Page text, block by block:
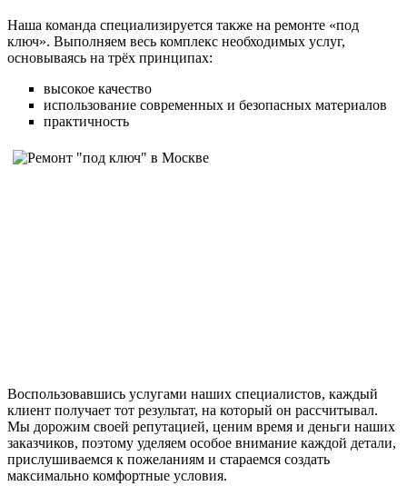
Наша команда специализируется также на ремонте «под
ключ». Выполняем весь комплекс необходимых услуг,
основываясь на трёх принципах:
высокое качество
использование современных и безопасных материалов
практичность
Воспользовавшись услугами наших специалистов, каждый
клиент получает тот результат, на который он рассчитывал.
Мы дорожим своей репутацией, ценим время и деньги наших
заказчиков, поэтому уделяем особое внимание каждой детали,
прислушиваемся к пожеланиям и стараемся создать
максимально комфортные условия.